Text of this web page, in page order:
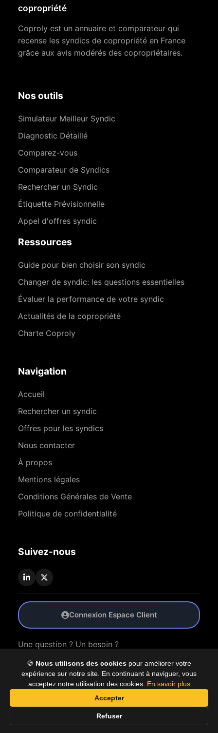
🍪 Nous utilisons des cookies pour améliorer votre
expérience sur notre site. En continuant à naviguer, vous
acceptez notre utilisation des cookies. En savoir plus
Accepter
Refuser
copropriété
Coproly est un annuaire et comparateur qui
recense les syndics de copropriété en France
grâce aux avis modérés des copropriétaires.
Nos outils
Simulateur Meilleur Syndic
Diagnostic Détaillé
Comparez-vous
Comparateur de Syndics
Rechercher un Syndic
Étiquette Prévisionnelle
Appel d'offres syndic
Ressources
Guide pour bien choisir son syndic
Changer de syndic: les questions essentielles
Évaluer la performance de votre syndic
Actualités de la copropriété
Charte Coproly
Navigation
Accueil
Rechercher un syndic
Offres pour les syndics
Nous contacter
À propos
Mentions légales
Conditions Générales de Vente
Politique de confidentialité
Suivez-nous
Connexion Espace Client
Une question ? Un besoin ?
Nous Contacter
© 2026 Coproly. Tous droits réservés.